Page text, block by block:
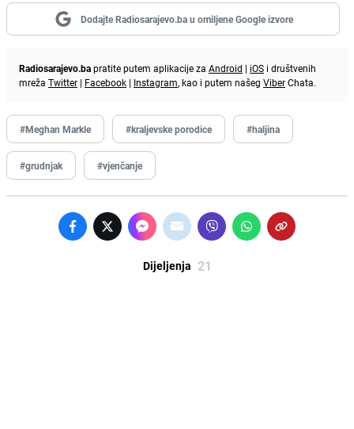
Dodajte Radiosarajevo.ba u omiljene Google izvore
Radiosarajevo.bapratite putem aplikacije za Android | iOS i društvenih
mreža Twitter | Facebook | Instagram, kao i putem našeg ViberChata.
#Meghan Markle #kraljevske porodice #haljina
#grudnjak #vjenčanje
Dijeljenja 21